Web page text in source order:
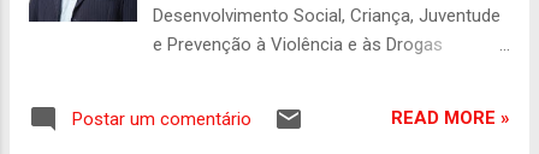
aumentar os investimentos na proteção
básica e média complexidade. Carlos Braga,
Fome e Políticas sobre Drogas (SAS),...
Desenvolvimento Social, Criança, Juventude
e Prevenção à Violência e às Drogas
Secretaria de Projetos Estratégicos. O lugar
Postar um comentário READ MORE »